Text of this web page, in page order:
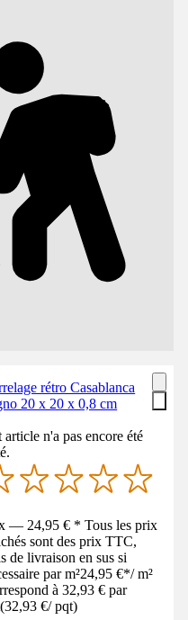
rétro Casablanca
20 x 20 x 0,8 cm
article n'a pas encore été
— 24,95 € * Tous les prix
sont des prix TTC,
de livraison en sus si
par m²24,95 €*/ m²
à 32,93 € par
(32,93 €/ pqt)